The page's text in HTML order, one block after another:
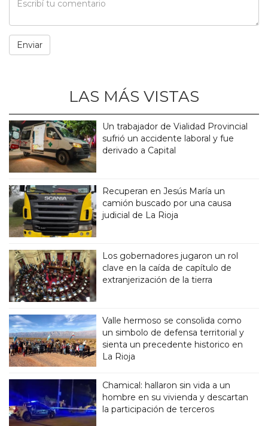
LAS MÁS VISTAS
Un trabajador de Vialidad Provincial
sufrió un accidente laboral y fue
derivado a Capital
Recuperan en Jesús María un
camión buscado por una causa
judicial de La Rioja
Los gobernadores jugaron un rol
clave en la caída de capítulo de
extranjerización de la tierra
Valle hermoso se consolida como
un simbolo de defensa territorial y
sienta un precedente historico en
La Rioja
Chamical: hallaron sin vida a un
hombre en su vivienda y descartan
la participación de terceros